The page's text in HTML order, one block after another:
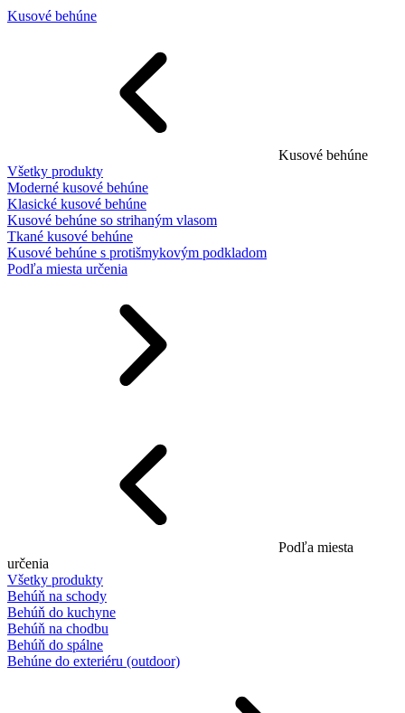
Kusové behúne
Kusové behúne
Všetky produkty
Moderné kusové behúne
Klasické kusové behúne
Kusové behúne so strihaným vlasom
Tkané kusové behúne
Kusové behúne s protišmykovým podkladom
Podľa miesta určenia
Podľa miesta
určenia
Všetky produkty
Behúň na schody
Behúň do kuchyne
Behúň na chodbu
Behúň do spálne
Behúne do exteriéru (outdoor)